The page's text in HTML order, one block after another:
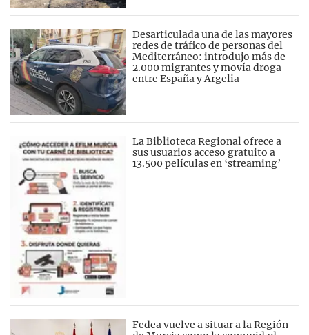
Desarticulada una de las mayores
redes de tráfico de personas del
Mediterráneo: introdujo más de
2.000 migrantes y movía droga
entre España y Argelia
La Biblioteca Regional ofrece a
sus usuarios acceso gratuito a
13.500 películas en ‘streaming’
Fedea vuelve a situar a la Región